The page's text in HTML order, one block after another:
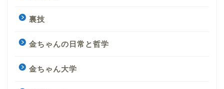
裏技
金ちゃんの日常と哲学
金ちゃん大学